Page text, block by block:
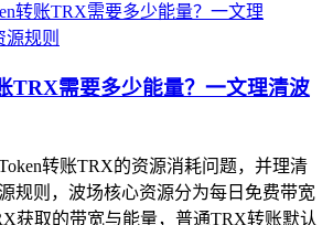
TRX需要多少能量？一文理清波
转账TRX的资源消耗问题，并理清
规则，波场核心资源分为每日免费带宽
获取的带宽与能量，普通TRX转账默认